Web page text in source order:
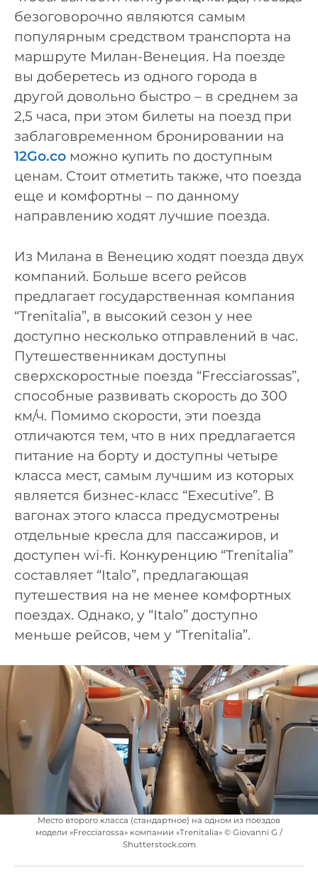
безоговорочно являются самым
популярным средством транспорта на
маршруте Милан-Венеция. На поезде
вы доберетесь из одного города в
другой довольно быстро – в среднем за
2,5 часа, при этом билеты на поезд при
заблаговременном бронировании на
12Go.co можно купить по доступным
ценам. Стоит отметить также, что поезда
еще и комфортны – по данному
направлению ходят лучшие поезда.
Из Милана в Венецию ходят поезда двух
компаний. Больше всего рейсов
предлагает государственная компания
“Trenitalia”, в высокий сезон у нее
доступно несколько отправлений в час.
Путешественникам доступны
сверхскоростные поезда “Frecciarossas”,
способные развивать скорость до 300
км/ч. Помимо скорости, эти поезда
отличаются тем, что в них предлагается
питание на борту и доступны четыре
класса мест, самым лучшим из которых
является бизнес-класс “Executive”. В
вагонах этого класса предусмотрены
отдельные кресла для пассажиров, и
доступен wi-fi. Конкуренцию “Trenitalia”
составляет “Italo”, предлагающая
путешествия на не менее комфортных
поездах. Однако, у “Italo” доступно
меньше рейсов, чем у “Trenitalia”.
Место второго класса (стандартное) на одном из поездов
модели «Frecciarossa» компании «Trenitalia» © Giovanni G /
Shutterstock.com